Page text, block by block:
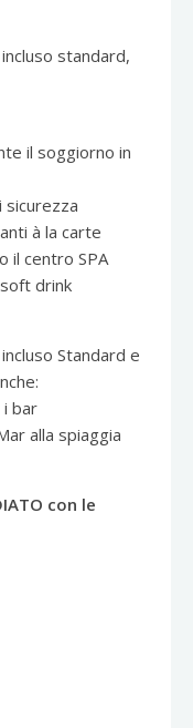
standard,
il soggiorno in
sicurezza
à la carte
il centro SPA
drink
Standard e
i bar
alla spiaggia
con le